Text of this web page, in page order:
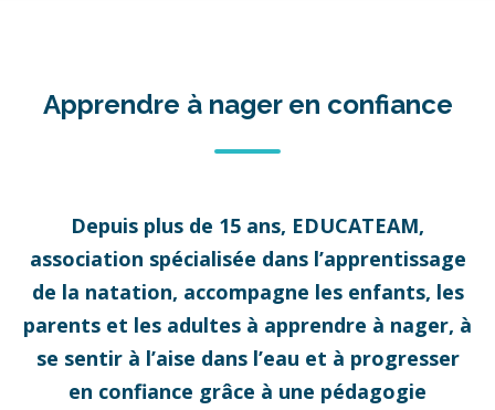
Apprendre à nager en confiance
Depuis plus de 15 ans, EDUCATEAM,
association spécialisée dans l’apprentissage
de la natation, accompagne les enfants, les
parents et les adultes à apprendre à nager, à
se sentir à l’aise dans l’eau et à progresser
en confiance grâce à une pédagogie